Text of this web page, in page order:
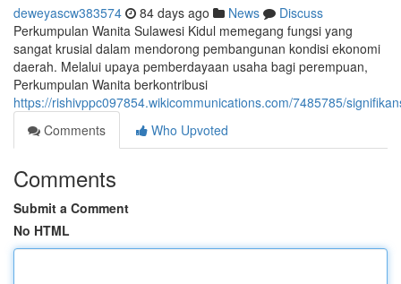
deweyascw383574 84 days ago News
Discuss
Perkumpulan Wanita Sulawesi Kidul memegang fungsi yang
sangat krusial dalam mendorong pembangunan kondisi ekonomi
daerah. Melalui upaya pemberdayaan usaha bagi perempuan,
Perkumpulan Wanita berkontribusi
https://rishivppc097854.wikicommunications.com/7485785/
Comments
Who Upvoted
Comments
Submit a Comment
No HTML